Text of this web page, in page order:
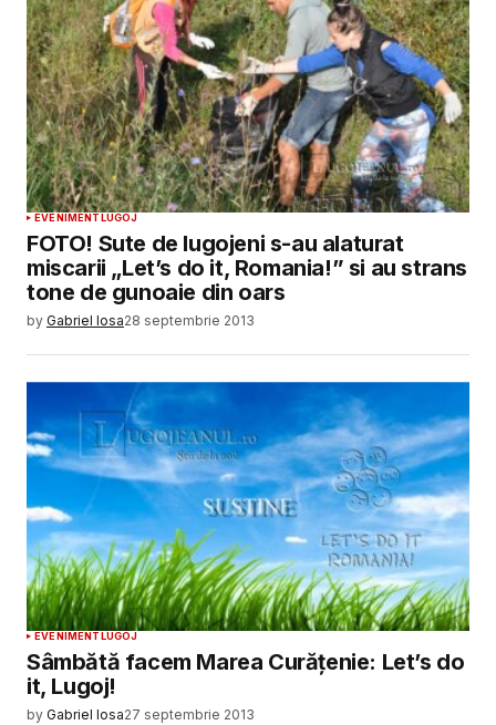
EVENIMENTLUGOJ
FOTO! Sute de lugojeni s-au alaturat
miscarii „Let’s do it, Romania!” si au strans
tone de gunoaie din oars
by Gabriel Iosa28 septembrie 2013
EVENIMENTLUGOJ
Sâmbătă facem Marea Curățenie: Let’s do
it, Lugoj!
by Gabriel Iosa27 septembrie 2013